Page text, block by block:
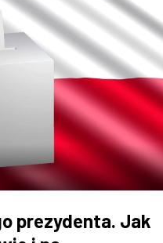
prezydenta. Jak